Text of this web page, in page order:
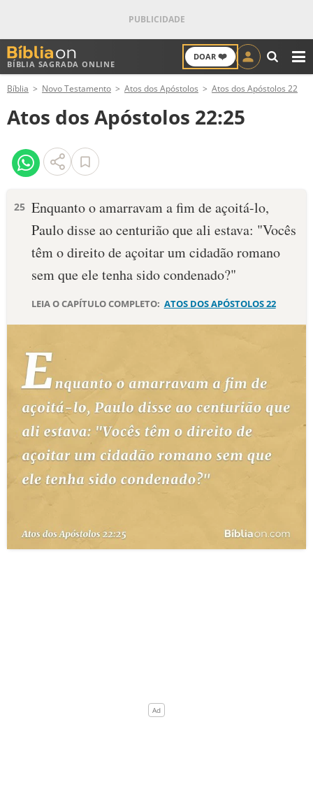
BÍBLIA SAGRADA ONLINE
DOAR ❤️
ANTIGO TESTAMENTO
NOVO TESTAMENTO
VERSÍCULOS
PALAVRA DO DIA
DEVOCIONAL DIÁRIO
ESTUDOS BÍBLICOS
ESBOÇOS DE PREGAÇÃO
PERGUNTE À BÍBLIA IA
QUEM SOMOS
Bíblia Novo Testamento Atos dos Apóstolos Atos dos Apóstolos 22
Atos dos Apóstolos 22:25
25 Enquanto o amarravam a fim de açoitá-lo,
Paulo disse ao centurião que ali estava: "Vocês
têm o direito de açoitar um cidadão romano
sem que ele tenha sido condenado?"
LEIA O CAPÍTULO COMPLETO: ATOS DOS APÓSTOLOS 22